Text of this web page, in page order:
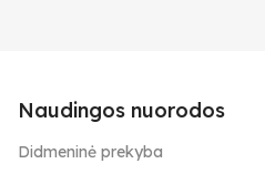
Naudingos nuorodos
Didmeninė prekyba